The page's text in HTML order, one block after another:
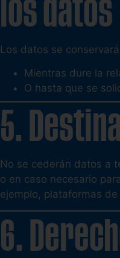
los datos
Los datos se
Mientras dure la
O hasta que se
5.
No se cederán datos a
o en caso necesario
ejemplo, plataformas de
6.